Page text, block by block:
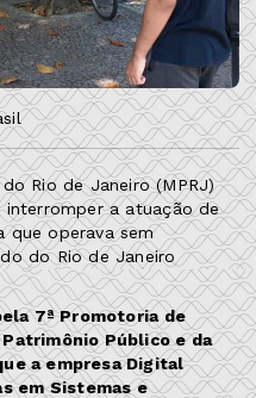
Rio de Janeiro (MPRJ)
a atuação de
que operava sem
do Rio de Janeiro
7ª Promotoria de
Público e da
a empresa Digital
em Sistemas e